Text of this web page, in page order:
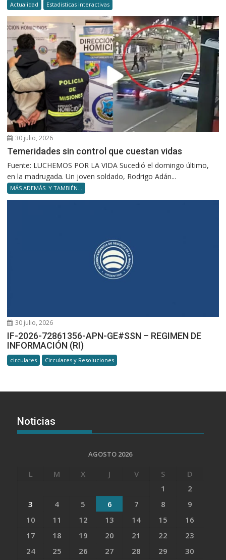
Actualidad Estadisticas interactivas
30 julio, 2026
Temeridades sin control que cuestan vidas
Fuente: LUCHEMOS POR LA VIDA Sucedió el domingo último,
en la madrugada. Un joven soldado, Rodrigo Adán...
MÁS ADEMÁS. Y TAMBIÉN...
30 julio, 2026
IF-2026-72861356-APN-GE#SSN – REGIMEN DE
INFORMACIÓN (RI)
circulares Circulares y Resoluciones
Noticias
AGOSTO 2026
L M X J V S
D
1
2
3
4 5 6 7 8
9
10
11 12 13 14 15
16
17
18 19 20 21 22
23
24
25 26 27 28 29 30